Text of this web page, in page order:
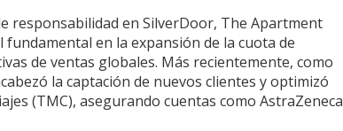
responsabilidad en SilverDoor, The Apartment
en la expansión de la cuota de
de ventas globales. Más recientemente, como
la captación de nuevos clientes y optimizó
(TMC), asegurando cuentas como AstraZeneca